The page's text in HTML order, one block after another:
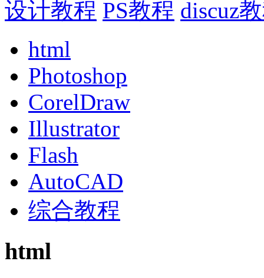
设计教程 PS教程 discuz
html
Photoshop
CorelDraw
Illustrator
Flash
AutoCAD
综合教程
html